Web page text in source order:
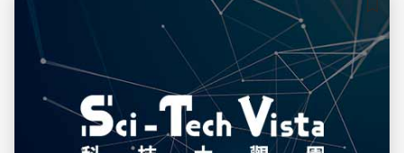
儲存